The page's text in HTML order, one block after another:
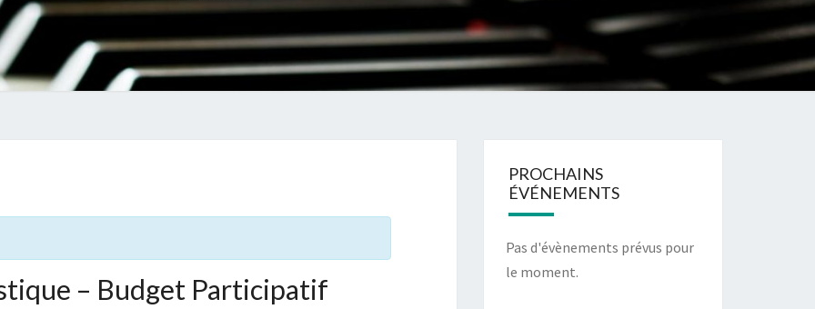
– Budget Participatif
PROCHAINS
ÉVÉNEMENTS
Pas d'évènements prévus pour
le moment.